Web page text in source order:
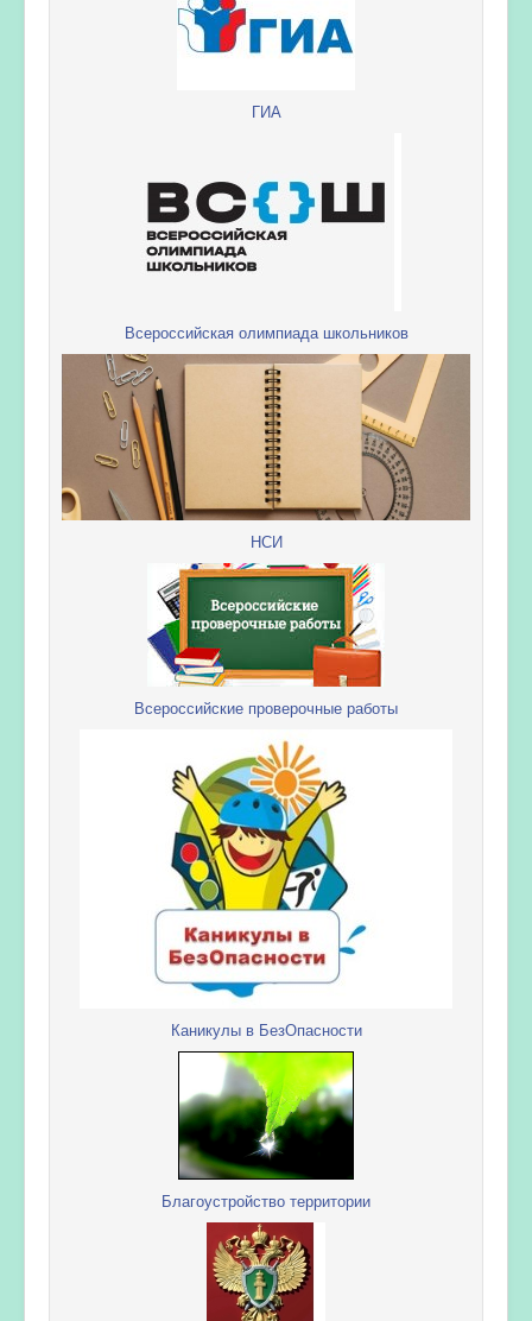
ГИА
Всероссийская олимпиада школьников
НСИ
Всероссийские проверочные работы
Каникулы в БезОпасности
Благоустройство территории